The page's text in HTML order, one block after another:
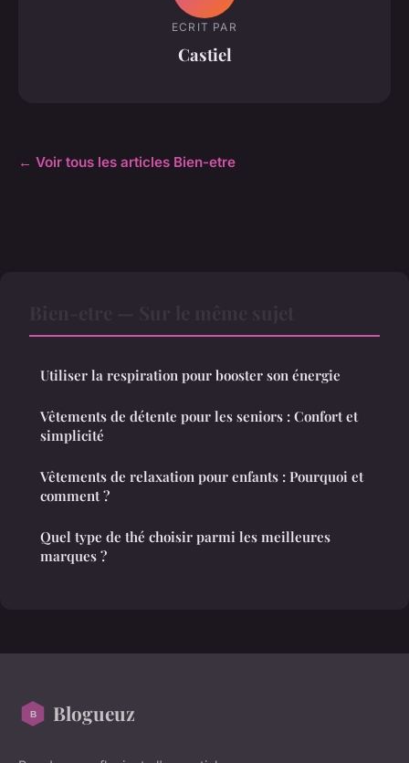
ECRIT PAR
Castiel
← Voir tous les articles Bien-etre
Utiliser la respiration pour booster son énergie
Vêtements de détente pour les seniors : Confort et
simplicité
Vêtements de relaxation pour enfants : Pourquoi et
comment ?
Quel type de thé choisir parmi les meilleures
marques ?
Blogueuz